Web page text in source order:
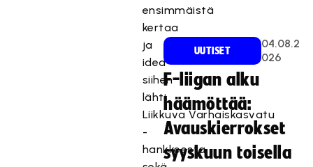
ensimmäistä
kertaa
ja
idea
siihen
lähti
Liikkuva Varhaiskasvatu
-
hankkeesta
UUTISET
04.08.2
026
F-liigan alku
häämöttää:
Avauskierrokset
syyskuun toisella